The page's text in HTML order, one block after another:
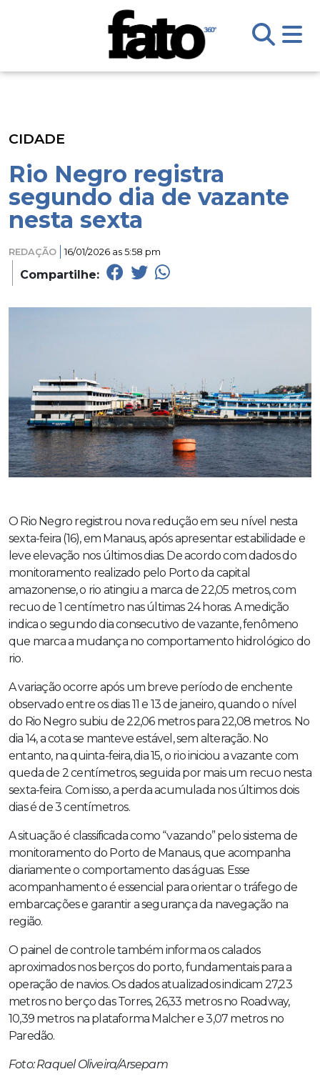
CIDADE
Rio Negro registra
segundo dia de vazante
nesta sexta
REDAÇÃO 16/01/2026 as 5:58 pm
Compartilhe:
O Rio Negro registrou nova redução em seu nível nesta
sexta-feira (16), em Manaus, após apresentar estabilidade e
leve elevação nos últimos dias. De acordo com dados do
monitoramento realizado pelo Porto da capital
amazonense, o rio atingiu a marca de 22,05 metros, com
recuo de 1 centímetro nas últimas 24 horas. A medição
indica o segundo dia consecutivo de vazante, fenômeno
que marca a mudança no comportamento hidrológico do
rio.
A variação ocorre após um breve período de enchente
observado entre os dias 11 e 13 de janeiro, quando o nível
do Rio Negro subiu de 22,06 metros para 22,08 metros. No
dia 14, a cota se manteve estável, sem alteração. No
entanto, na quinta-feira, dia 15, o rio iniciou a vazante com
queda de 2 centímetros, seguida por mais um recuo nesta
sexta-feira. Com isso, a perda acumulada nos últimos dois
dias é de 3 centímetros.
A situação é classificada como “vazando” pelo sistema de
monitoramento do Porto de Manaus, que acompanha
diariamente o comportamento das águas. Esse
acompanhamento é essencial para orientar o tráfego de
embarcações e garantir a segurança da navegação na
região.
O painel de controle também informa os calados
aproximados nos berços do porto, fundamentais para a
operação de navios. Os dados atualizados indicam 27,23
metros no berço das Torres, 26,33 metros no Roadway,
10,39 metros na plataforma Malcher e 3,07 metros no
Paredão.
Foto: Raquel Oliveira/Arsepam